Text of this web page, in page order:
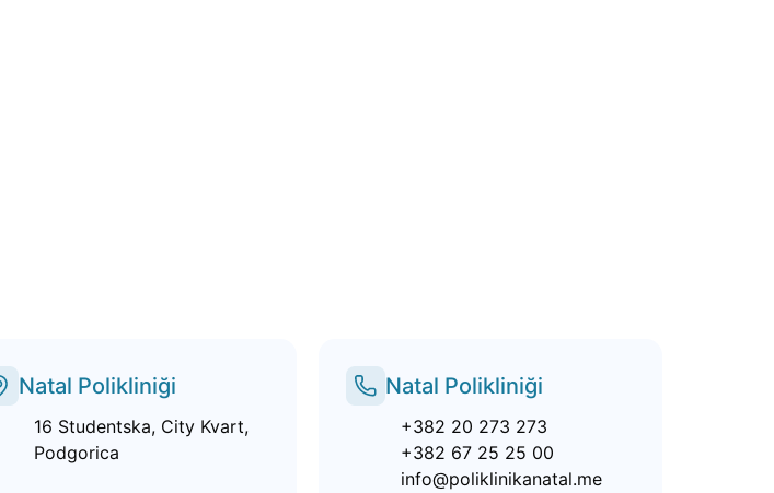
Natal Polikliniği
16 Studentska, City Kvart,
Podgorica
Natal Polikliniği
+382 20 273 273
+382 67 25 25 00
info@poliklinikanatal.me